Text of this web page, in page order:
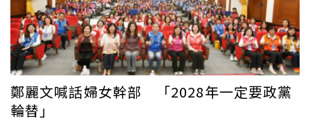
色乖乖」文化並不完全當成笑話看待。尤其在設備不能停、
系統不能當機的工作環境中，一包綠色乖乖有時不只是零
食，更像是台灣人面對高壓工作時的一種心理安定感。這股
文化也早已走出民間傳聞，進入企業日常。廖清輝提到，台
積電10多年前就曾與乖乖推出聯名商品，讓「綠色乖乖」與
科技業的連結更加鮮明；星宇航空的會議室也曾被發現擺放
綠色乖乖，被外界解讀為祈求飛航、系統與設備都能順利運
鄭麗文喊話婦女幹部 「2028年一定要政黨
輪替」